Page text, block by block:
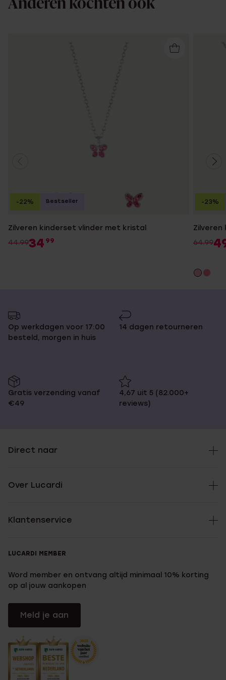
Anderen kochten ook
Zilveren kinderset vlinder met kristal
44.9934 99
-22% Bestseller
64.99
-23%
Op werkdagen voor 17:00
besteld, morgen in huis
14 dagen retourneren
Gratis verzending vanaf
€49
4,67 uit 5 (82.000+
reviews)
Direct naar
Over Lucardi
Klantenservice
LUCARDI MEMBER
Word member en ontvang altijd minimaal 10% korting
op al jouw aankopen
Meld je aan